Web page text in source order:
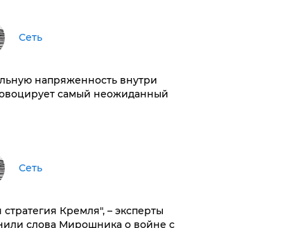
Сеть
напряженность внутри
самый неожиданный
Сеть
стратегия Кремля", – эксперты
слова Мирошника о войне с